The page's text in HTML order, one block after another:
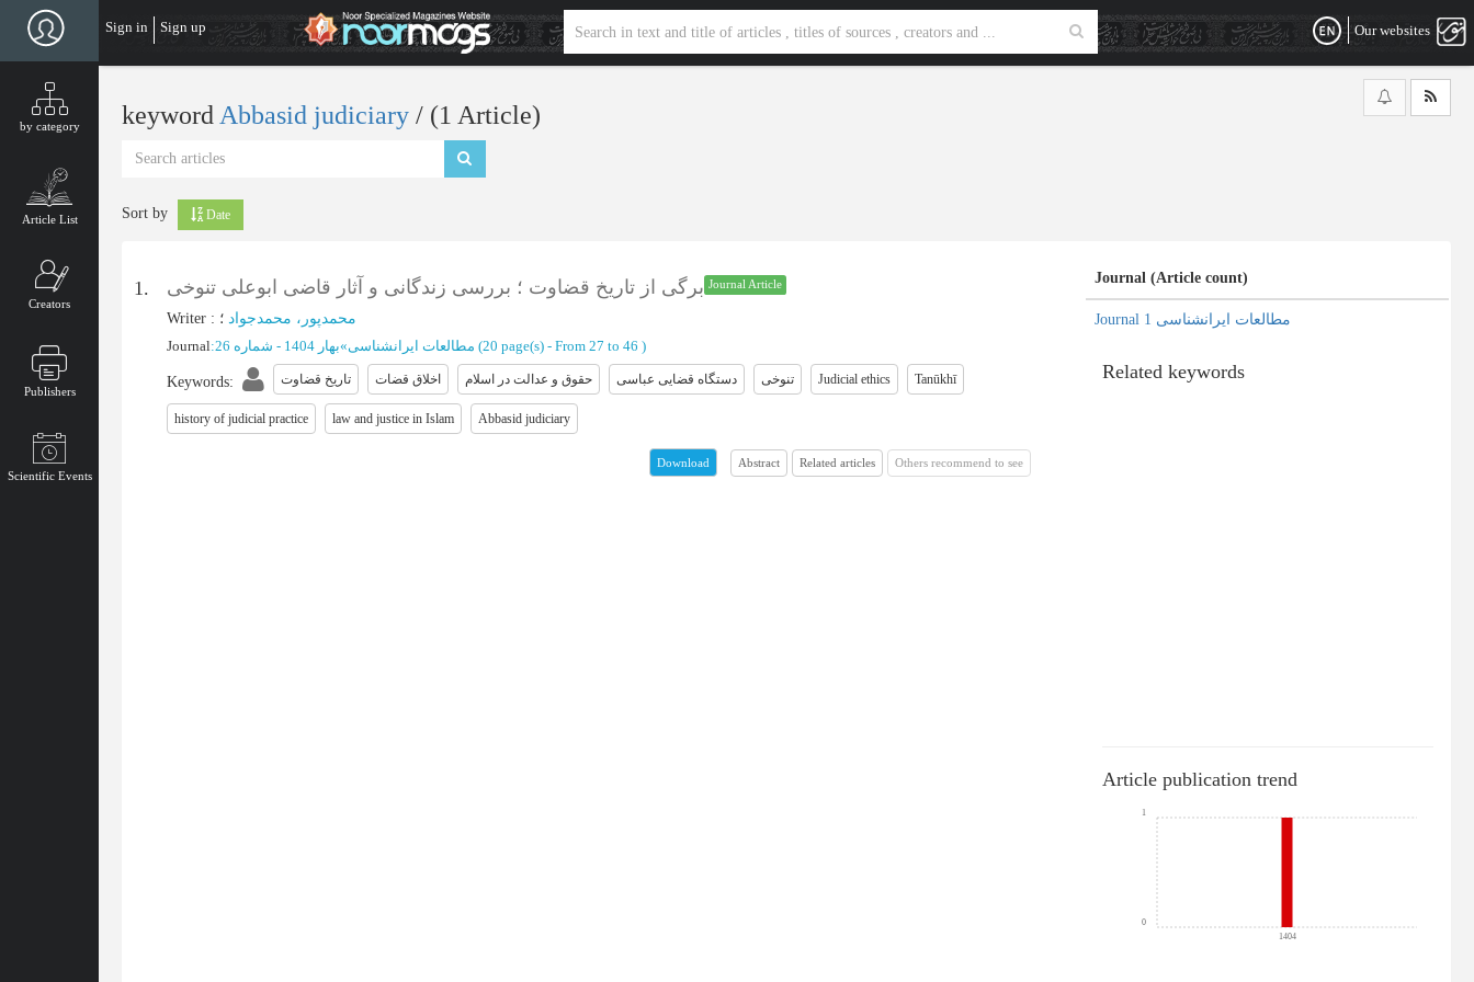
Sign in Sign up Our websites
by category
Article List
Creators
Publishers
Scientific Events
keyword Abbasid judiciary ‎/ (1 Article)
Sort by Date
1. برگی از تاریخ قضاوت ؛ بررسی زندگانی و آثار قاضی ابوعلی تنوخی Journal Article
Writer : محمدپور، محمدجواد ؛
Journal: مطالعات ایرانشناسی»بهار 1404 - شماره 26 (‎20 page(s) - From 27 to 46 )
Keywords: تاریخ قضاوت اخلاق قضات حقوق و عدالت در اسلام دستگاه قضایی عباسی تنوخی Judicial ethics Tanūkhī
history of judicial practice law and justice in Islam Abbasid judiciary
Download Abstract Related articles Others recommend to see
Journal (Article count)
Journal مطالعات ایرانشناسی 1
Related keywords
Article publication trend
1404
0
1